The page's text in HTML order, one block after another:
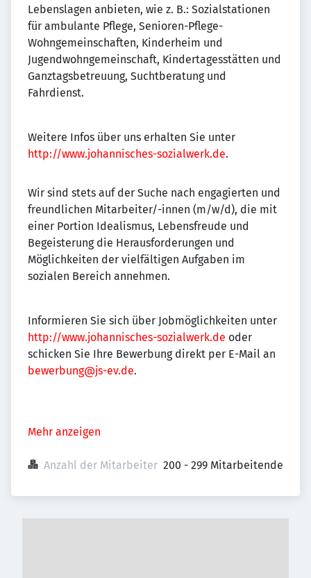
Lebenslagen anbieten, wie z. B.: Sozialstationen
für ambulante Pflege, Senioren-Pflege-
Wohngemeinschaften, Kinderheim und
Jugendwohngemeinschaft, Kindertagesstätten und
Ganztagsbetreuung, Suchtberatung und
Fahrdienst.
Weitere Infos über uns erhalten Sie unter
http://www.johannisches-sozialwerk.de.
Wir sind stets auf der Suche nach engagierten und
freundlichen Mitarbeiter/-innen (m/w/d), die mit
einer Portion Idealismus, Lebensfreude und
Begeisterung die Herausforderungen und
Möglichkeiten der vielfältigen Aufgaben im
sozialen Bereich annehmen.
Informieren Sie sich über Jobmöglichkeiten unter
http://www.johannisches-sozialwerk.de oder
schicken Sie Ihre Bewerbung direkt per E-Mail an
bewerbung@js-ev.de.
Mehr anzeigen
Anzahl der Mitarbeiter 200 - 299 Mitarbeitende